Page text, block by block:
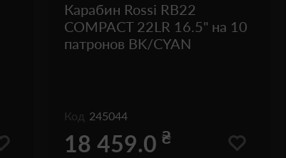
Карабин Rossi RB22
COMPACT 22LR 16.5" на 10
патронов BK/CYAN
Код 245044
18 459.0 ₴